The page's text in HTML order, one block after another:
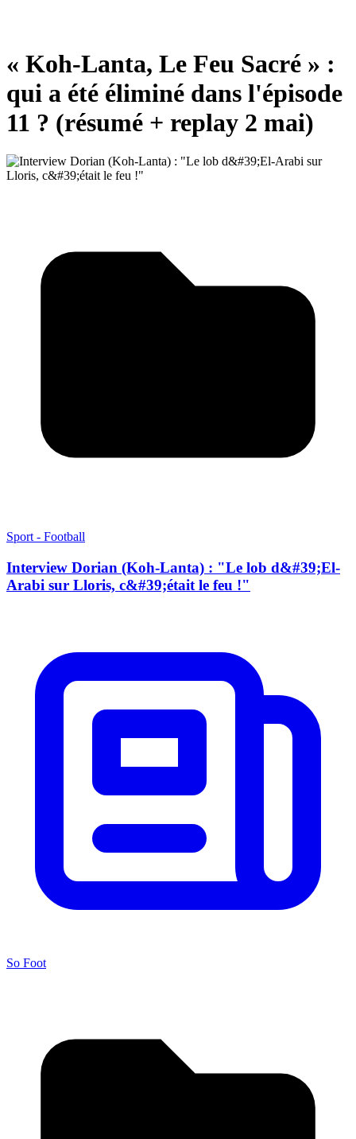
« Koh-Lanta, Le Feu Sacré » :
qui a été éliminé dans l'épisode
11 ? (résumé + replay 2 mai)
Sport - Football
Interview Dorian (Koh-Lanta) : "Le lob d&#39;El-
Arabi sur Lloris, c&#39;était le feu !"
So Foot